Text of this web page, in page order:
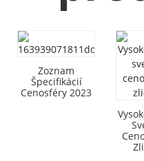
Zoznam
Špecifikácií
Cenosféry 2023